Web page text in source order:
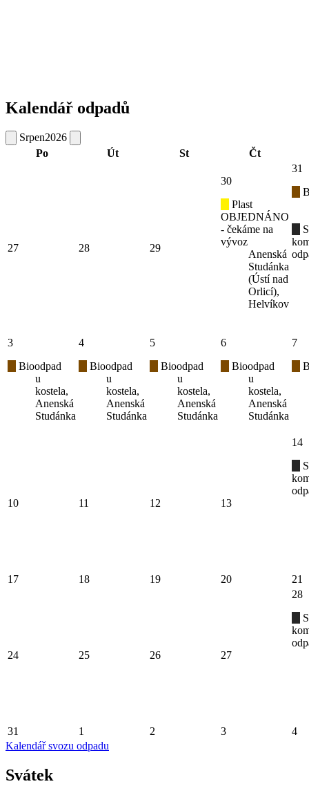
Kalendář odpadů
Srpen2026
Po
Út St Čt
27 28 29
30
Plast
OBJEDNÁNO
- čekáme na
vývoz
Anenská
Studánka
(Ústí nad
Orlicí),
Helvíkov
31
3
Bioodpad
u
kostela,
Anenská
Studánka
4
Bioodpad
u
kostela,
Anenská
Studánka
5
Bioodpad
u
kostela,
Anenská
Studánka
6
Bioodpad
u
kostela,
Anenská
Studánka
7
10 11 12 13
14
17 18 19 20 21
24 25 26 27
28
31 1 2 3
4
Kalendář svozu odpadu
Svátek